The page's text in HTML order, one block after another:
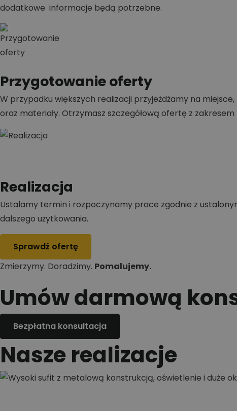
dodatkowe informacje będą potrzebne.
Przygotowanie oferty
W przypadku większych realizacji przyjeżdżamy na
oraz materiały. Otrzymasz szczegółową ofertę z
Realizacja
Ustalamy termin i rozpoczynamy prace zgodnie z
dalszego użytkowania.
Sprawdź ofertę
Zmierzymy. Doradzimy. Pomalujemy.
Umów darmową
Bezpłatna konsultacja
Nasze realizacje